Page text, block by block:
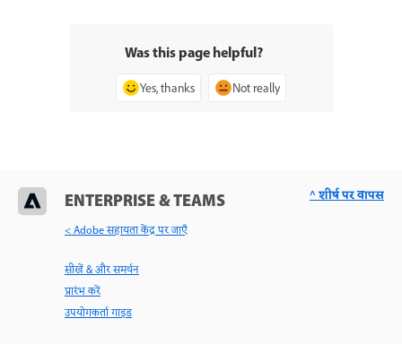
Was this page helpful?
Yes, thanks Not really
ENTERPRISE & TEAMS
< Adobe सहायता केंद्र पर जाएँ
सीखें & और समर्थन
प्रारंभ करें
उपयोगकर्ता गाइड
^ शीर्ष पर वापस